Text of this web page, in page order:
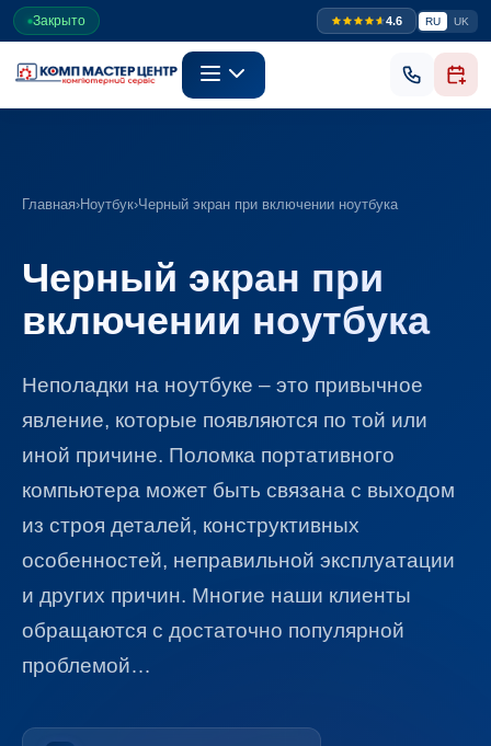
Закрыто 4.6 RU UK
Главная›Ноутбук›Черный экран при включении ноутбука
Черный экран при
включении ноутбука
Неполадки на ноутбуке – это привычное
явление, которые появляются по той или
иной причине. Поломка портативного
компьютера может быть связана с выходом
из строя деталей, конструктивных
особенностей, неправильной эксплуатации
и других причин. Многие наши клиенты
обращаются с достаточно популярной
проблемой…